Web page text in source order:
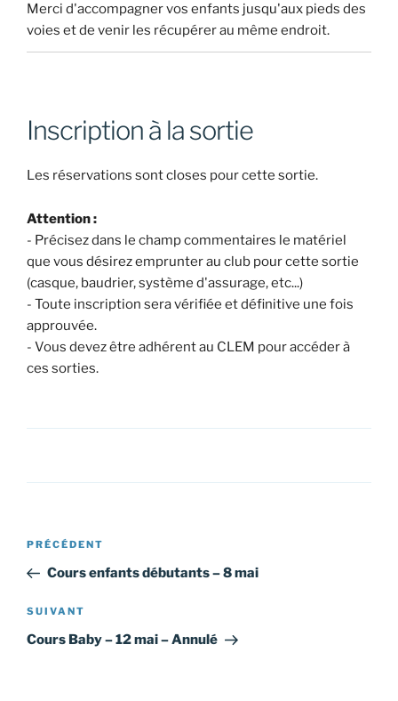
Merci d'accompagner vos enfants jusqu'aux pieds des
voies et de venir les récupérer au même endroit.
Inscription à la sortie
Les réservations sont closes pour cette sortie.
Attention :
- Précisez dans le champ commentaires le matériel
que vous désirez emprunter au club pour cette sortie
(casque, baudrier, système d'assurage, etc...)
- Toute inscription sera vérifiée et définitive une fois
approuvée.
- Vous devez être adhérent au CLEM pour accéder à
ces sorties.
Navigation
l’article
Article
précédent
PRÉCÉDENT
Cours enfants débutants – 8 mai
Article
suivant
SUIVANT
Cours Baby – 12 mai – Annulé